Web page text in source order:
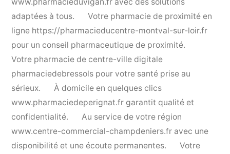
www.pharmacieduvigan.fr avec des solutions
adaptées à tous.
Votre pharmacie de proximité en
ligne https://pharmacieducentre-montval-sur-loir.fr
pour un conseil pharmaceutique de proximité.
Votre pharmacie de centre-ville digitale
pharmaciedebressols pour votre santé prise au
sérieux.
À domicile en quelques clics
www.pharmaciedeperignat.fr garantit qualité et
confidentialité.
Au service de votre région
www.centre-commercial-champdeniers.fr avec une
disponibilité et une écoute permanentes.
Votre